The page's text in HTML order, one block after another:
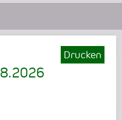
Drucken